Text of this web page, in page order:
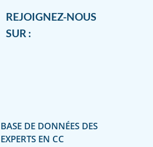
REJOIGNEZ-NOUS
SUR :
BASE DE DONNÉES DES
EXPERTS EN CC